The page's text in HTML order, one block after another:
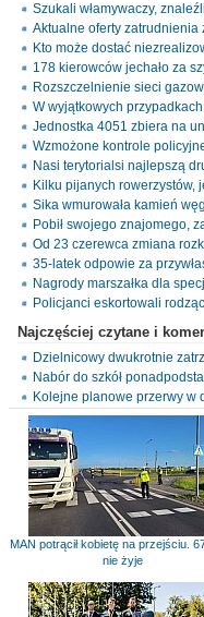
Szukali włamywaczy,
Aktualne oferty
Kto może dostać
178 kierowców jechało za
Rozszczelnienie sieci
W wyjątkowych
Jednostka 4051 zbiera na
Wzmożone kontrole
Nasi terytorialsi najlepszą
Kilku pijanych rowerzystów,
Sika wmurowała kamień
Pobił swojego znajomego,
Od 23 czerewca zmiana
35-latek odpowie za
Nagrody marszałka dla
Policjanci eskortowali
Najczęściej czytane i
Dzielnicowy dwukrotnie
Nabór do szkół
Kolejne planowe przerwy w
MAN potrącił kobietę na przejściu.
nie żyje